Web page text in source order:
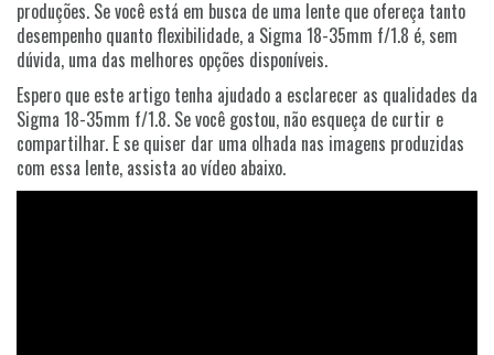
produções. Se você está em busca de uma lente que ofereça tanto
desempenho quanto flexibilidade, a Sigma 18-35mm f/1.8 é, sem
dúvida, uma das melhores opções disponíveis.
Espero que este artigo tenha ajudado a esclarecer as qualidades da
Sigma 18-35mm f/1.8. Se você gostou, não esqueça de curtir e
compartilhar. E se quiser dar uma olhada nas imagens produzidas
com essa lente, assista ao vídeo abaixo.